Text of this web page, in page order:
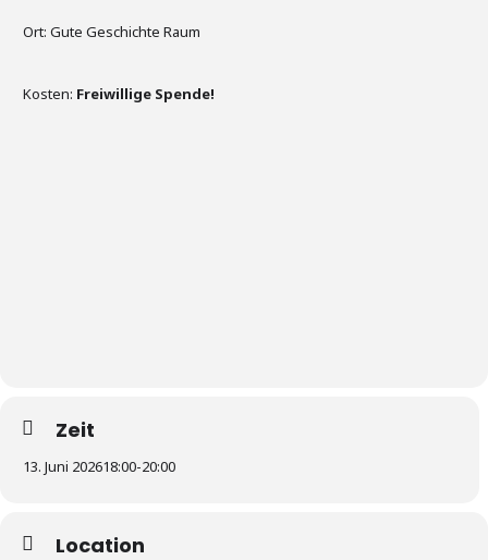
Ort: Gute Geschichte Raum
Kosten: Freiwillige Spende!
Zeit
13. Juni 202618:00-20:00
Location